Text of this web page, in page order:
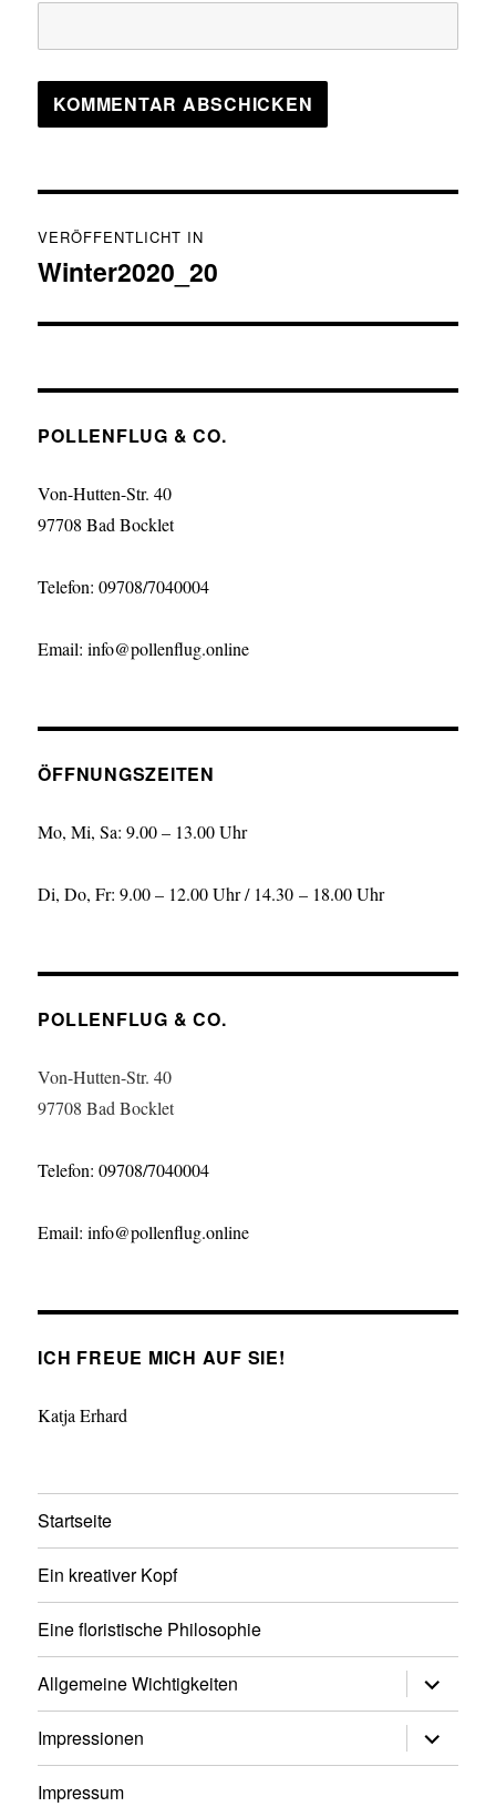
VERÖFFENTLICHT IN
Winter2020_20
POLLENFLUG & CO.
Von-Hutten-Str. 40
97708 Bad Bocklet
Telefon: 09708/7040004
Email: info@pollenflug.online
ÖFFNUNGSZEITEN
Mo, Mi, Sa: 9.00 – 13.00 Uhr
Di, Do, Fr: 9.00 – 12.00 Uhr / 14.30 – 18.00 Uhr
POLLENFLUG & CO.
Von-Hutten-Str. 40
97708 Bad Bocklet
Telefon: 09708/7040004
Email: info@pollenflug.online
ICH FREUE MICH AUF SIE!
Katja Erhard
Startseite
Ein kreativer Kopf
Eine floristische Philosophie
Allgemeine Wichtigkeiten
anzeigen
Impressionen
anzeigen
Impressum